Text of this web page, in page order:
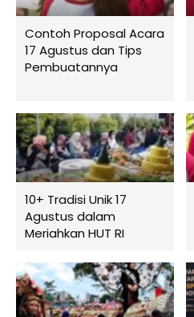
Contoh Proposal Acara
17 Agustus dan Tips
Pembuatannya
10+ Tradisi Unik 17
Agustus dalam
Meriahkan HUT RI